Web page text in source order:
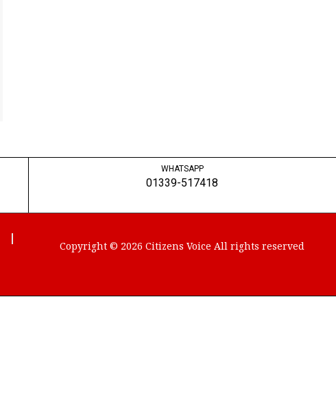
WHATSAPP
01339-517418
Copyright © 2026 Citizens Voice All rights reserved